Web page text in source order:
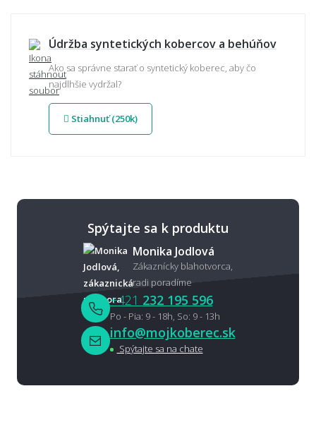
Údržba syntetických kobercov a behúňov
Ako sa správne starať o syntetický koberec, aby čo
najdlhšie vydržal?
Stiahnuť (250k)
Spýtajte sa k produktu
Monika Jodlová
Zákaznícky blahotvorca,
radi poradíme
+421 232 195 596
Po - Pia: 9 - 18h, So: 9 - 13h
info@mojkoberec.sk
Spýtajte sa na chate